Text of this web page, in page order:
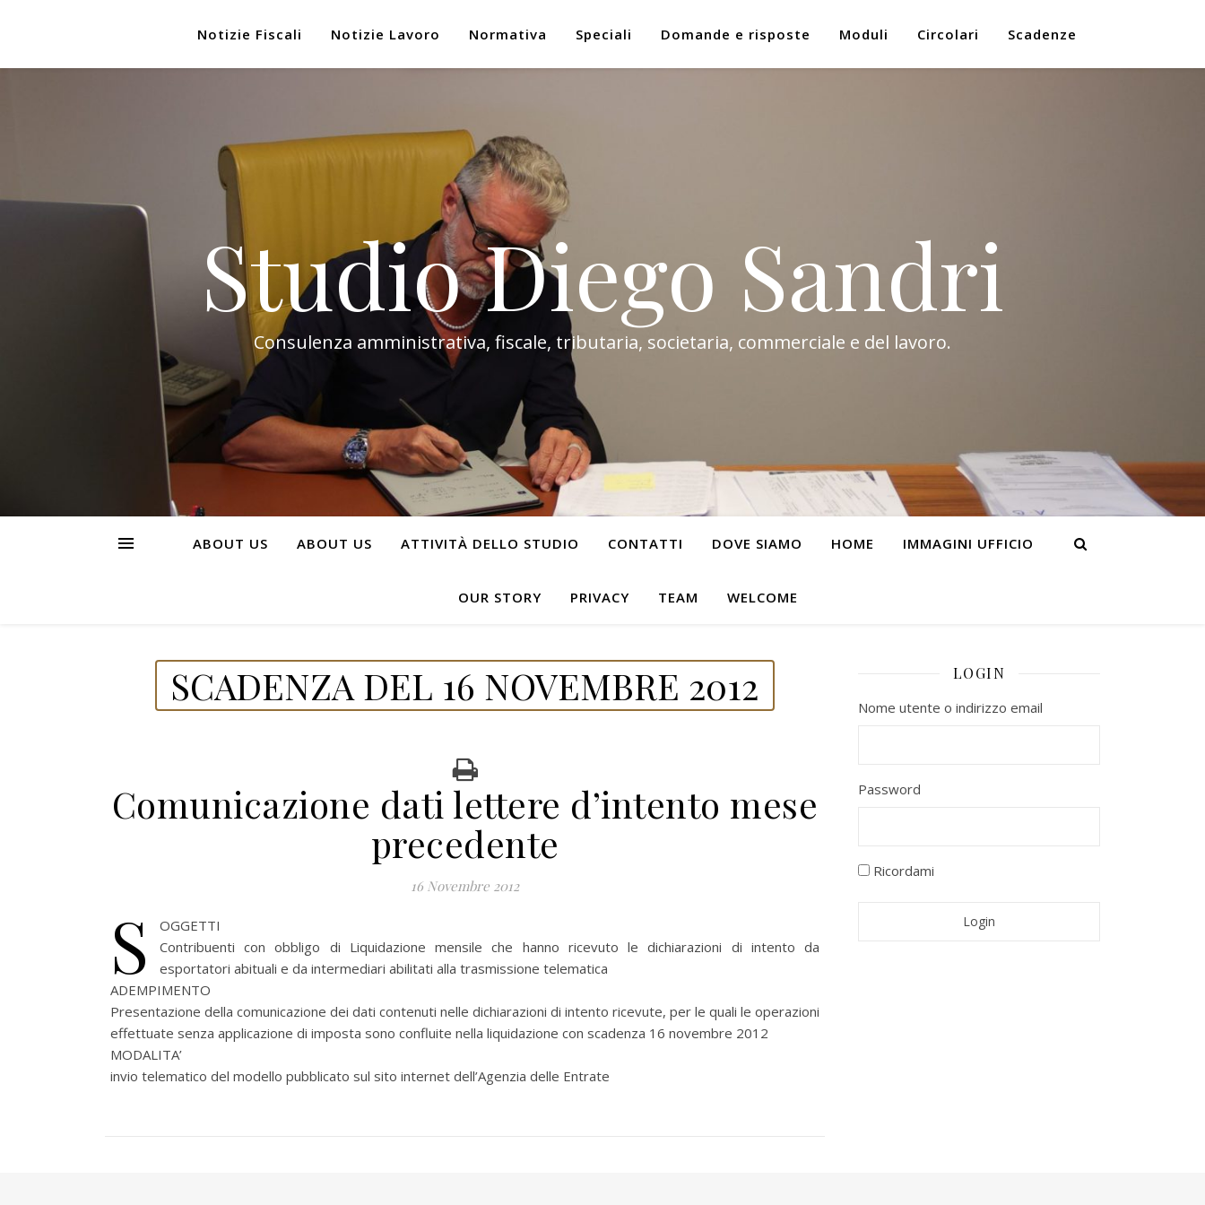
Notizie Fiscali Notizie Lavoro Normativa Speciali Domande e risposte Moduli Circolari Scadenze
Studio Diego Sandri
Consulenza amministrativa, fiscale, tributaria, societaria, commerciale e del lavoro.
ABOUT US ABOUT US ATTIVITÀ DELLO STUDIO CONTATTI DOVE SIAMO HOME IMMAGINI UFFICIO
OUR STORY PRIVACY TEAM WELCOME
SCADENZA DEL 16 NOVEMBRE 2012
Comunicazione dati lettere d’intento mese
precedente
16 Novembre 2012
S
OGGETTI
Contribuenti con obbligo di Liquidazione mensile che hanno ricevuto le dichiarazioni di intento da
esportatori abituali e da intermediari abilitati alla trasmissione telematica
ADEMPIMENTO
Presentazione della comunicazione dei dati contenuti nelle dichiarazioni di intento ricevute, per le quali le operazioni
effettuate senza applicazione di imposta sono confluite nella liquidazione con scadenza 16 novembre 2012
MODALITA’
invio telematico del modello pubblicato sul sito internet dell’Agenzia delle Entrate
LOGIN
Nome utente o indirizzo email
Password
Ricordami